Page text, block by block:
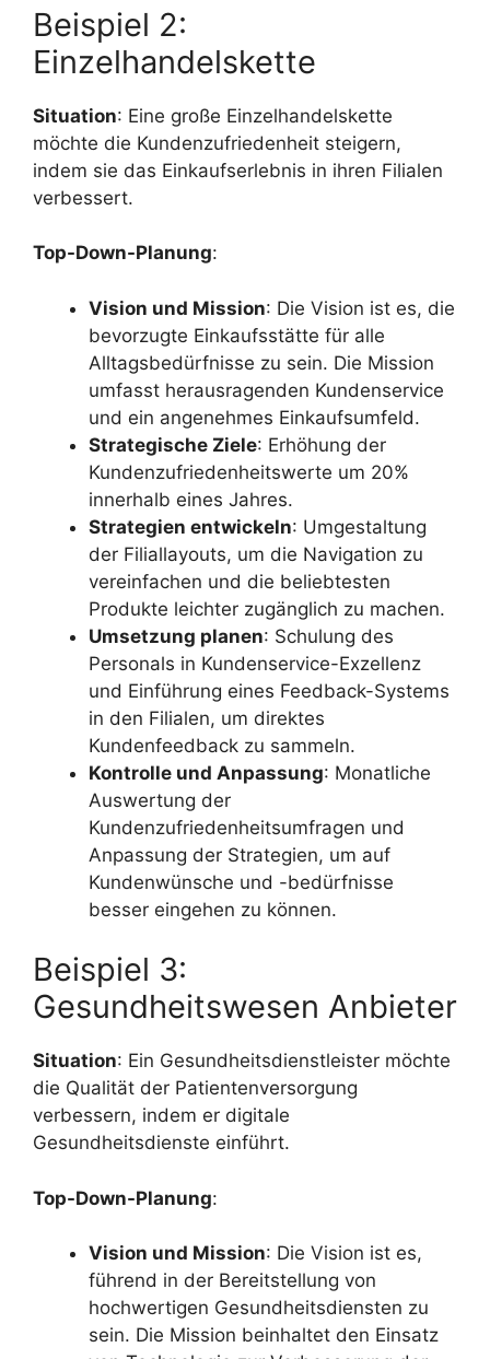
Beispiel 2:
Einzelhandelskette
Situation: Eine große Einzelhandelskette
möchte die Kundenzufriedenheit steigern,
indem sie das Einkaufserlebnis in ihren Filialen
verbessert.
Top-Down-Planung:
Vision und Mission: Die Vision ist es, die
bevorzugte Einkaufsstätte für alle
Alltagsbedürfnisse zu sein. Die Mission
umfasst herausragenden Kundenservice
und ein angenehmes Einkaufsumfeld.
Strategische Ziele: Erhöhung der
Kundenzufriedenheitswerte um 20%
innerhalb eines Jahres.
Strategien entwickeln: Umgestaltung
der Filiallayouts, um die Navigation zu
vereinfachen und die beliebtesten
Produkte leichter zugänglich zu machen.
Umsetzung planen: Schulung des
Personals in Kundenservice-Exzellenz
und Einführung eines Feedback-Systems
in den Filialen, um direktes
Kundenfeedback zu sammeln.
Kontrolle und Anpassung: Monatliche
Auswertung der
Kundenzufriedenheitsumfragen und
Anpassung der Strategien, um auf
Kundenwünsche und -bedürfnisse
besser eingehen zu können.
Beispiel 3:
Gesundheitswesen Anbieter
Situation: Ein Gesundheitsdienstleister möchte
die Qualität der Patientenversorgung
verbessern, indem er digitale
Gesundheitsdienste einführt.
Top-Down-Planung:
Vision und Mission: Die Vision ist es,
führend in der Bereitstellung von
hochwertigen Gesundheitsdiensten zu
sein. Die Mission beinhaltet den Einsatz